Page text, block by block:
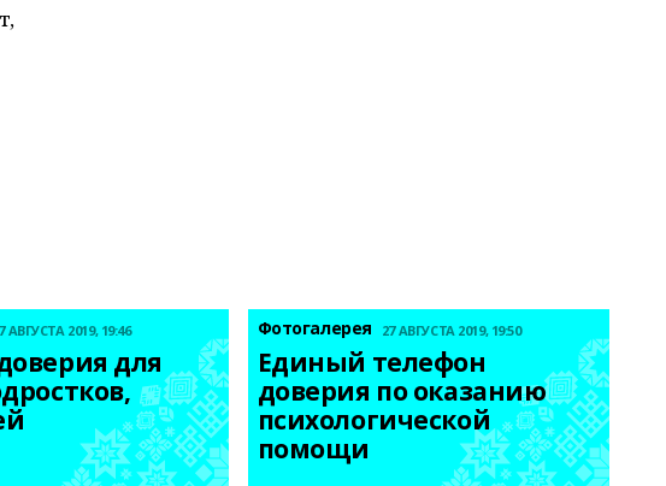
АВГУСТА 2019, 19:46
для
Фотогалерея 27 АВГУСТА 2019, 19:50
Единый телефон
доверия по оказанию
психологической
помощи